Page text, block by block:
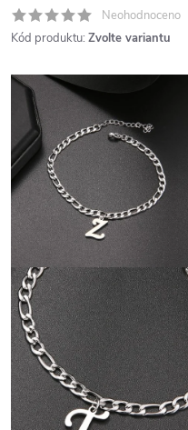
Neohodnoceno
Kód produktu: Zvolte variantu